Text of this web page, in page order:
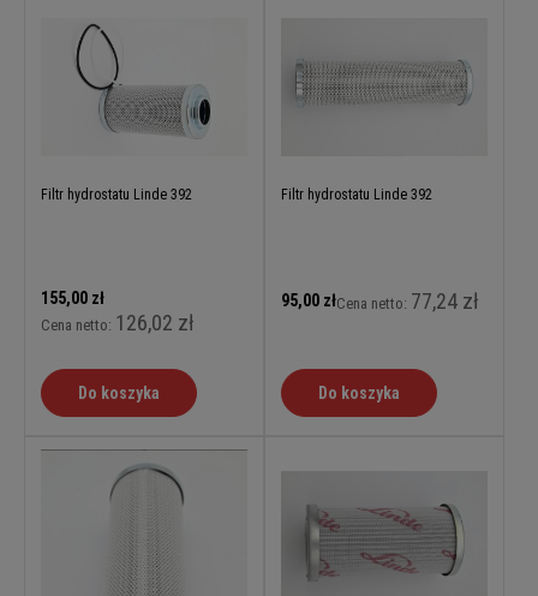
Filtr hydrostatu Linde 392
155,00 zł
Cena netto: 126,02 zł
Do koszyka
Filtr hydrostatu Linde 392
95,00 złCena netto: 77,24 zł
Do koszyka